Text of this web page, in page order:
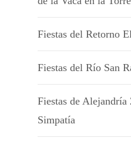
Fiestas del Retorno
Fiestas del Río San
Fiestas de Alejandría
Simpatía